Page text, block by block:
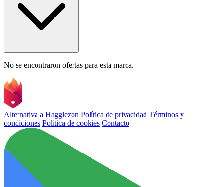
No se encontraron ofertas para esta marca.
Alternativa a Hagglezon Política de privacidad Términos y
condiciones Política de cookies Contacto